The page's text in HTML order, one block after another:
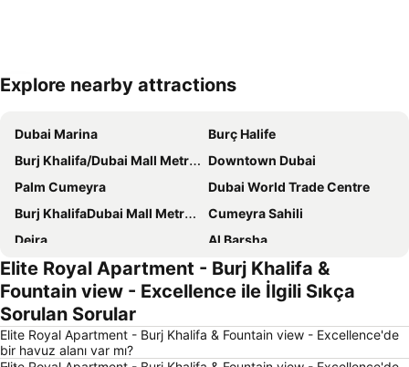
Haritayı genişlet
Explore nearby attractions
Dubai Marina
Burç Halife
Burj Khalifa/Dubai Mall Metro Station
Downtown Dubai
Palm Cumeyra
Dubai World Trade Centre
Burj KhalifaDubai Mall Metro Station
Cumeyra Sahili
Deira
Al Barsha
Business Bay
The Dubai Alışveriş Merkezi
Dubai Uluslararası Havaalanı
Jumeirah Emirates Towers
Emirates Alışveriş Merkezi
Aquaventure Waterpark
Jebel Ali Palm
Elite Royal Apartment - Burj Khalifa &
Fountain view - Excellence ile İlgili Sıkça
Sorulan Sorular
Elite Royal Apartment - Burj Khalifa & Fountain view - Excellence'de
bir havuz alanı var mı?